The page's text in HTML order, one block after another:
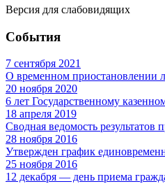
Версия для слабовидящих
События
7 сентября 2021
О временном приостановлении
20 ноября 2020
6 лет Государственному
18 апреля 2019
Сводная ведомость результатов
28 ноября 2016
Утвержден график
25 ноября 2016
12 декабря — день приема